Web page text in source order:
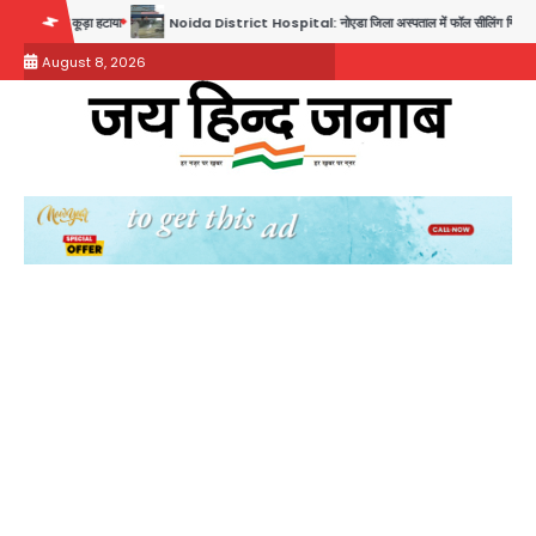
content
Noida District Hospital: नोएडा जिला अस्पताल में फॉल सीलिंग गिरी, गायनो OT गैलरी में
August 8, 2026